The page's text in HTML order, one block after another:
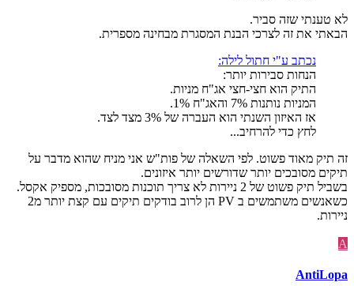
לא טענתי שזה סביר.
הבאתי את זה לצרכי הבנת המסגרת מבחינה מספרית.
נכתב ע"י חתול לילה:
הנחות סבירות יותר:
התיק הוא חצי-חצי אג"ח מניות.
המניות נותנות 7% והאג"ח 1%.
אז האיזון השנתי הוא העברה של 3% מצד לצד.
לחץ כדי להרחיב...
זה תיק מאוד פשוט. לפי השאלה של פות"ש אני מניח שהוא מדבר על
תיקים מסובכים יותר שדורשים יותר איזונים.
בשביל תיק פשוט של 2 ניירות לא צריך תוכנות מסובכות, מספיק אקסל.
כשאנשים משתמשים ב PV הן לרוב בודקים תיקים עם קצת יותר מ2
ניירות.
A
AntiLopa